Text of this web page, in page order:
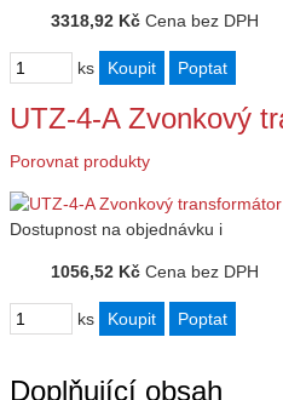
3318,92 Kč Cena bez DPH
ks
UTZ-4-A Zvonkový
Porovnat produkty
Dostupnost na objednávku i
1056,52 Kč Cena bez DPH
ks
Doplňující obsah